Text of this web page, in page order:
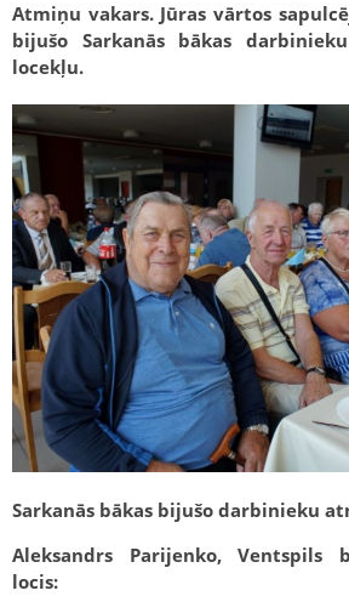
Atmiņu vakars. Jūras vārtos
bijušo Sarkanās bākas
locekļu.
Sarkanās bākas bijušo darbinieku
Aleksandrs Parijenko, Ventspils
locis: